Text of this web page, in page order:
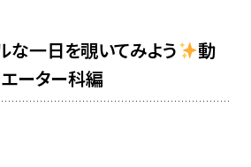
な一日を覗いてみよう
動
エーター科編